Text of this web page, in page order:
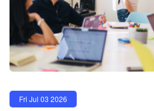
Fri Jul 03 2026